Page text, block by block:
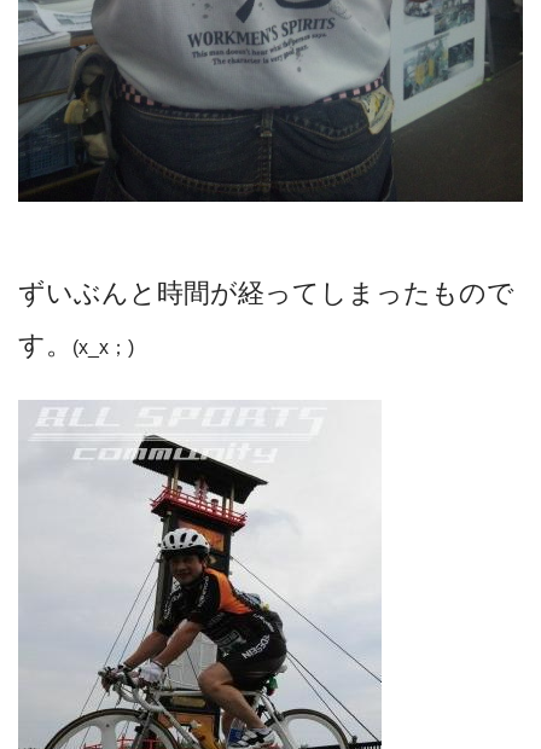
ずいぶんと時間が経ってしまったもので
す。
(x_x；)